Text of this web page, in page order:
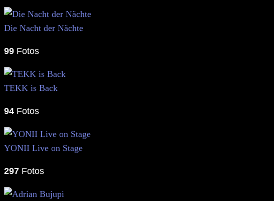
Die Nacht der Nächte
99 Fotos
TEKK is Back
94 Fotos
YONII Live on Stage
297 Fotos